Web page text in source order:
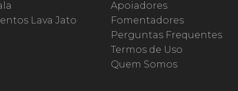
Lava Jato
Apoiadores
Fomentadores
Perguntas Frequentes
Termos de Uso
Quem Somos